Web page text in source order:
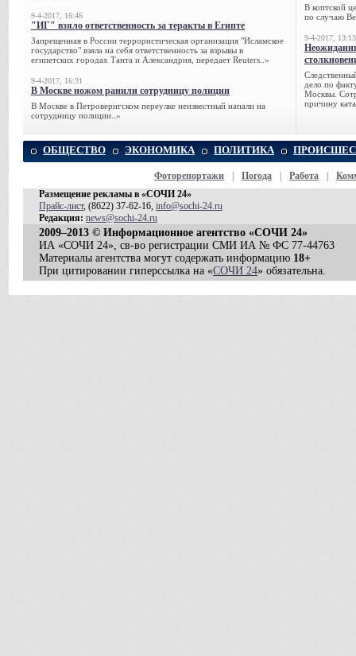
9-4-2017, 16:46
"ИГ" взяло ответственность за теракты в Египте
Запрещенная в России террористическая организация "Исламское
государство" взяла на себя ответственность за взрывы в
египетских городах Танта и Александрия, передает Reuters..»
9-4-2017, 16:31
В Москве ножом ранили сотрудницу полиции
В Москве в Петроверигском переулке неизвестный напали на
сотрудницу полиции..»
В коптской
по случаю
9-4-2017, 13:13
дело по
Москвы.
причину
ОБЩЕСТВО ЭКОНОМИКА ПОЛИТИКА
Фоторепортажи Погода Работа
Размещение рекламы в «СОЧИ 24»
Прайс-лист, (8622) 37-62-16, info@sochi-24.ru
Редакция: news@sochi-24.ru
2009–2013 © Информационное агентство «СОЧИ 24»
ИА «СОЧИ 24», св-во регистрации СМИ ИА № ФС 77-44763
Материалы агентства могут содержать информацию 18+
При цитировании гиперссылка на «СОЧИ 24» обязательна.